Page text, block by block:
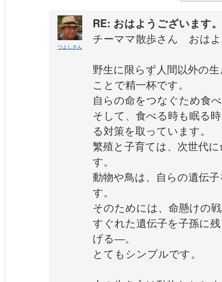
つよしさん
RE: おはようございます。
チーママ散歩さん おは
野生に限らず人間以外の
ことで精一杯です。
自らの命をつなぐため食
そして、食べる時も眠る
る対策を取っています。
繁殖と子育ては、次世代
す。
動物や鳥は、自らの遺伝
す。
そのためには、命懸けの
すぐれた遺伝子を子孫に
げる―。
とてもシンプルです。